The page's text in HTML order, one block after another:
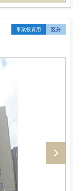
事業投資用 区分